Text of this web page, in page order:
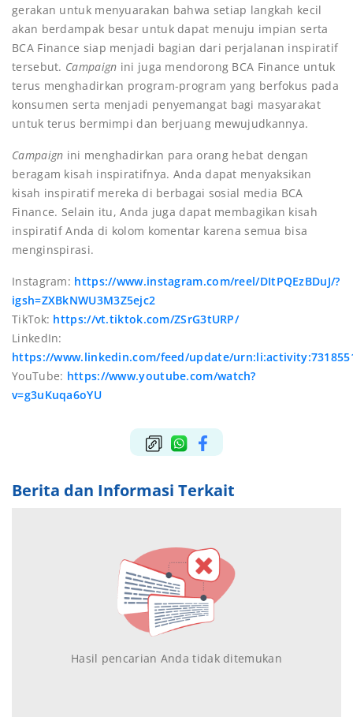
gerakan untuk menyuarakan bahwa setiap langkah kecil
akan berdampak besar untuk dapat menuju impian serta
BCA Finance siap menjadi bagian dari perjalanan inspiratif
tersebut. Campaign ini juga mendorong BCA Finance untuk
terus menghadirkan program-program yang berfokus pada
konsumen serta menjadi penyemangat bagi masyarakat
untuk terus bermimpi dan berjuang mewujudkannya.
Campaign ini menghadirkan para orang hebat dengan
beragam kisah inspiratifnya. Anda dapat menyaksikan
kisah inspiratif mereka di berbagai sosial media BCA
Finance. Selain itu, Anda juga dapat membagikan kisah
inspiratif Anda di kolom komentar karena semua bisa
menginspirasi.
Instagram: https://www.instagram.com/reel/DItPQEzBDuJ/?
igsh=ZXBkNWU3M3Z5ejc2
TikTok: https://vt.tiktok.com/ZSrG3tURP/
LinkedIn:
https://www.linkedin.com/feed/update/
YouTube: https://www.youtube.com/watch?
v=g3uKuqa6oYU
Berita dan Informasi Terkait
Hasil pencarian Anda tidak ditemukan